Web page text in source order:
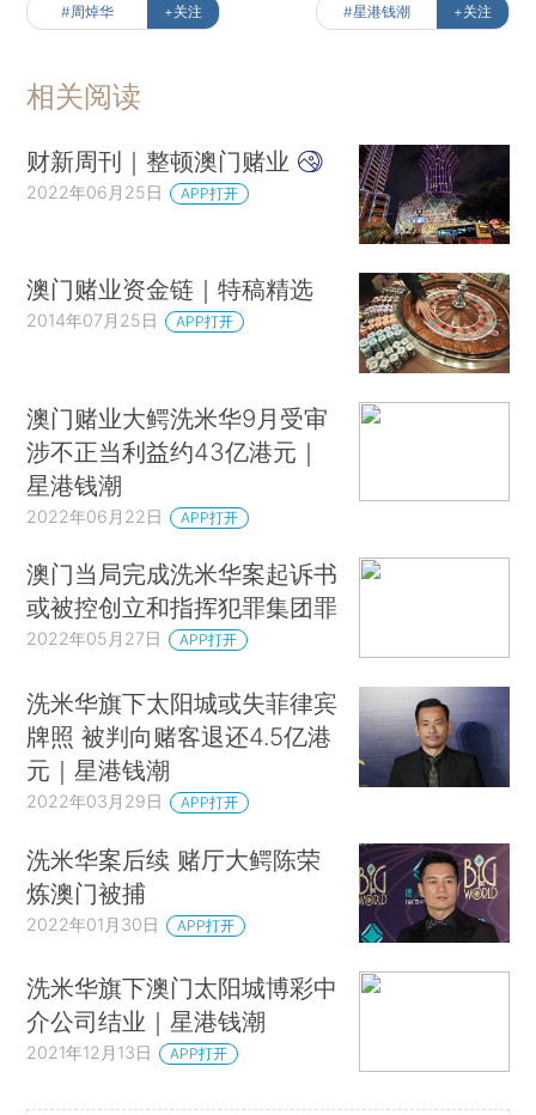
#周焯华 +关注 #星港钱潮 +关注
相关阅读
财新周刊｜整顿澳门赌业
2022年06月25日 APP打开
澳门赌业资金链｜特稿精选
2014年07月25日 APP打开
澳门赌业大鳄洗米华9月受审
涉不正当利益约43亿港元｜
星港钱潮
2022年06月22日 APP打开
澳门当局完成洗米华案起诉书
或被控创立和指挥犯罪集团罪
2022年05月27日 APP打开
洗米华旗下太阳城或失菲律宾
牌照 被判向赌客退还4.5亿港
元｜星港钱潮
2022年03月29日 APP打开
洗米华案后续 赌厅大鳄陈荣
炼澳门被捕
2022年01月30日 APP打开
洗米华旗下澳门太阳城博彩中
介公司结业｜星港钱潮
2021年12月13日 APP打开